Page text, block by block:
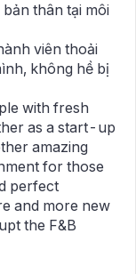
thân tại môi
viên thoải
không hề bị
with fresh
as a start-up
amazing
for those
perfect
and more new
the F&B